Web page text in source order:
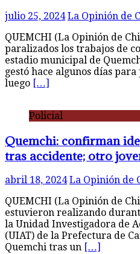
julio 25, 2024 La Opinión de
QUEMCHI (La Opinión de
paralizados los trabajos de
estadio municipal de
gestó hace algunos días
luego […]
Policial
Quemchi: confirman
tras accidente; otro
abril 18, 2024 La Opinión de
QUEMCHI (La Opinión de
estuvieron realizando
la Unidad Investigadora de
(UIAT) de la Prefectura de
Quemchi tras un […]